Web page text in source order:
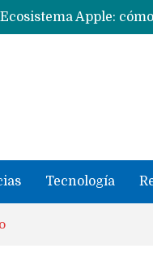
Apple dice que más ex
Tecnología